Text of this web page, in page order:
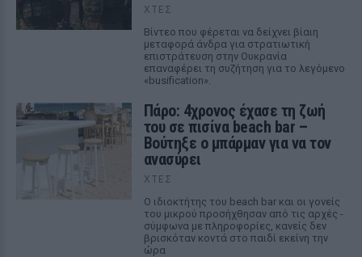
ΧΤΕΣ
Βίντεο που φέρεται να δείχνει βίαιη
μεταφορά άνδρα για στρατιωτική
επιστράτευση στην Ουκρανία
επαναφέρει τη συζήτηση για το λεγόμενο
«busification».
Πάρο: 4χρονος έχασε τη ζωή
του σε πισίνα beach bar –
Βούτηξε ο μπάρμαν για να τον
ανασύρει
ΧΤΕΣ
Ο ιδιοκτήτης του beach bar και οι γονείς
του μικρού προσήχθησαν από τις αρχές -
σύμφωνα με πληροφορίες, κανείς δεν
βρισκόταν κοντά στο παιδί εκείνη την
ώρα